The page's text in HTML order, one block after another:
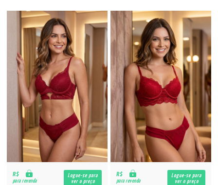
R$
para revenda
Logue-se para
ver o preço
R$
para revenda
Logue-se para
ver o preço